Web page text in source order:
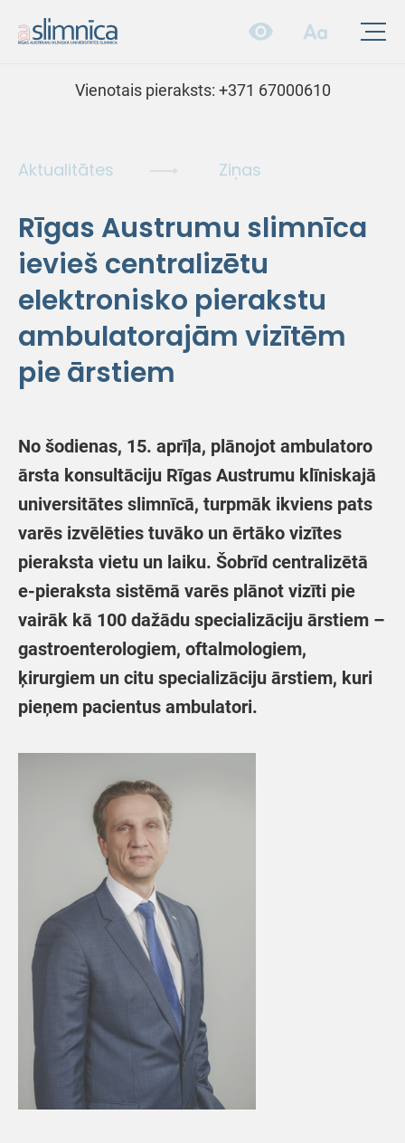
Vienotais pieraksts: +371 67000610
Aktualitātes Ziņas
Rīgas Austrumu slimnīca
ievieš centralizētu
elektronisko pierakstu
ambulatorajām vizītēm
pie ārstiem
No šodienas, 15. aprīļa, plānojot ambulatoro
ārsta konsultāciju Rīgas Austrumu klīniskajā
universitātes slimnīcā, turpmāk ikviens pats
varēs izvēlēties tuvāko un ērtāko vizītes
pieraksta vietu un laiku. Šobrīd centralizētā
e-pieraksta sistēmā varēs plānot vizīti pie
vairāk kā 100 dažādu specializāciju ārstiem –
gastroenterologiem, oftalmologiem,
ķirurgiem un citu specializāciju ārstiem, kuri
pieņem pacientus ambulatori.